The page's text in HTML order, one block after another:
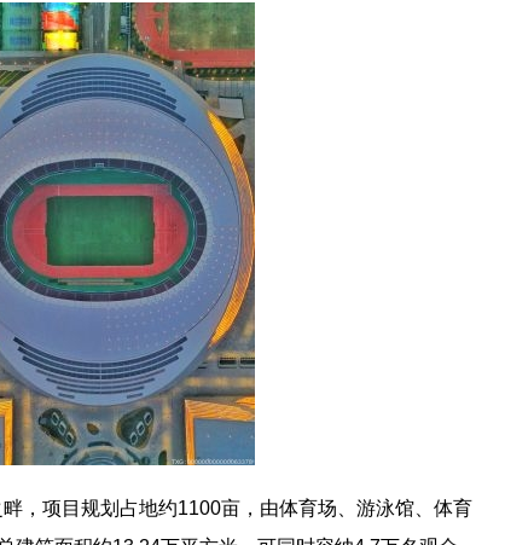
，项目规划占地约1100亩，由体育场、游泳馆、体育